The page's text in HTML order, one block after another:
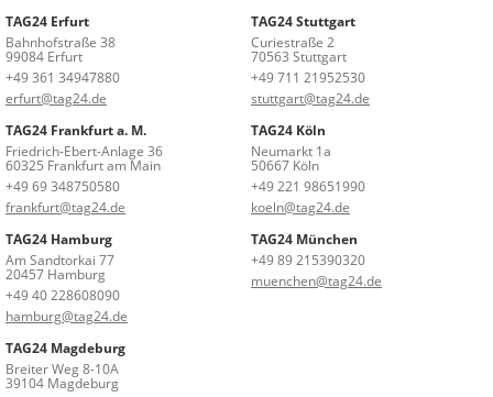
TAG24 Erfurt
Bahnhofstraße 38
99084 Erfurt
+49 361 34947880
erfurt@tag24.de
TAG24 Stuttgart
Curiestraße 2
70563 Stuttgart
+49 711 21952530
stuttgart@tag24.de
TAG24 Frankfurt a. M.
Friedrich-Ebert-Anlage 36
60325 Frankfurt am Main
+49 69 348750580
frankfurt@tag24.de
TAG24 Köln
Neumarkt 1a
50667 Köln
+49 221 98651990
koeln@tag24.de
TAG24 Hamburg
Am Sandtorkai 77
20457 Hamburg
+49 40 228608090
hamburg@tag24.de
TAG24 München
+49 89 215390320
muenchen@tag24.de
TAG24 Magdeburg
Breiter Weg 8-10A
39104 Magdeburg